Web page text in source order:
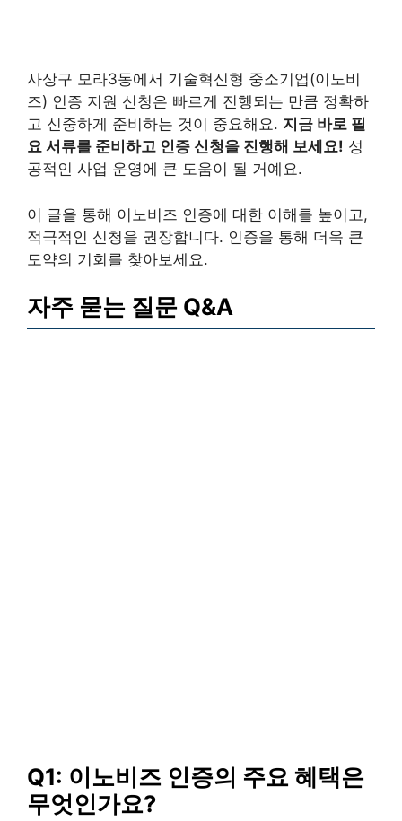
사상구 모라3동에서 기술혁신형 중소기업(이노비
즈) 인증 지원 신청은 빠르게 진행되는 만큼 정확하
고 신중하게 준비하는 것이 중요해요. 지금 바로 필
요 서류를 준비하고 인증 신청을 진행해 보세요! 성
공적인 사업 운영에 큰 도움이 될 거예요.
이 글을 통해 이노비즈 인증에 대한 이해를 높이고,
적극적인 신청을 권장합니다. 인증을 통해 더욱 큰
도약의 기회를 찾아보세요.
자주 묻는 질문 Q&A
Q1: 이노비즈 인증의 주요 혜택은
무엇인가요?